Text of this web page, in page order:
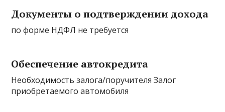
Документы о подтверждении дохода
по форме НДФЛ не требуется
Обеспечение автокредита
Необходимость залога/поручителя Залог
приобретаемого автомобиля